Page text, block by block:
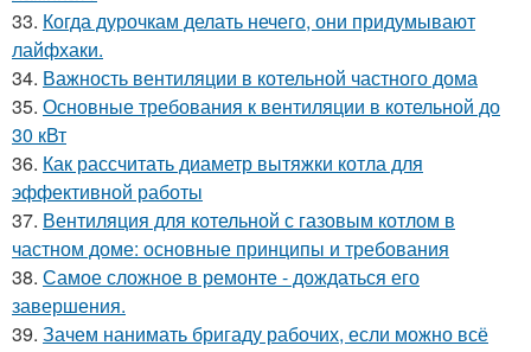
33. Когда дурочкам делать нечего, они придумывают
лайфхаки.
34. Важность вентиляции в котельной частного дома
35. Основные требования к вентиляции в котельной до
30 кВт
36. Как рассчитать диаметр вытяжки котла для
эффективной работы
37. Вентиляция для котельной с газовым котлом в
частном доме: основные принципы и требования
38. Самое сложное в ремонте - дождаться его
завершения.
39. Зачем нанимать бригаду рабочих, если можно всё